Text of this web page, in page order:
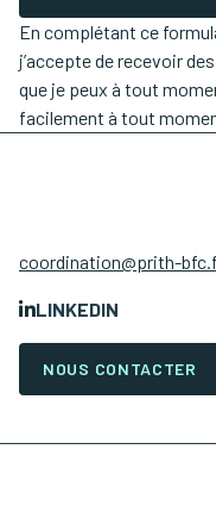
En complétant ce
j’accepte de recevoir
que je peux à tout
facilement à tout
coordination@prith-
LINKEDIN
NOUS CONTACTER